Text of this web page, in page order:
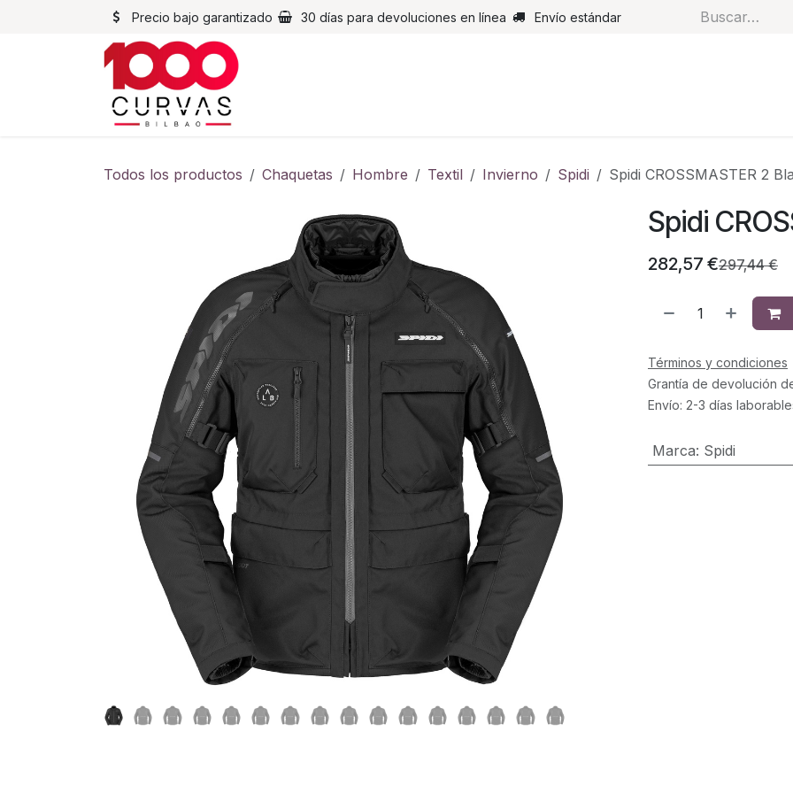
Precio bajo garantizado 30 días para devoluciones en línea Envío estándar
Todos los productos Chaquetas Hombre Textil Invierno Spidi Spidi CROSSMASTER 2
Spidi
282,57 €297,44€
Términos y condiciones
Grantía de devolución
Envío: 2-3 días
Marca: Spidi